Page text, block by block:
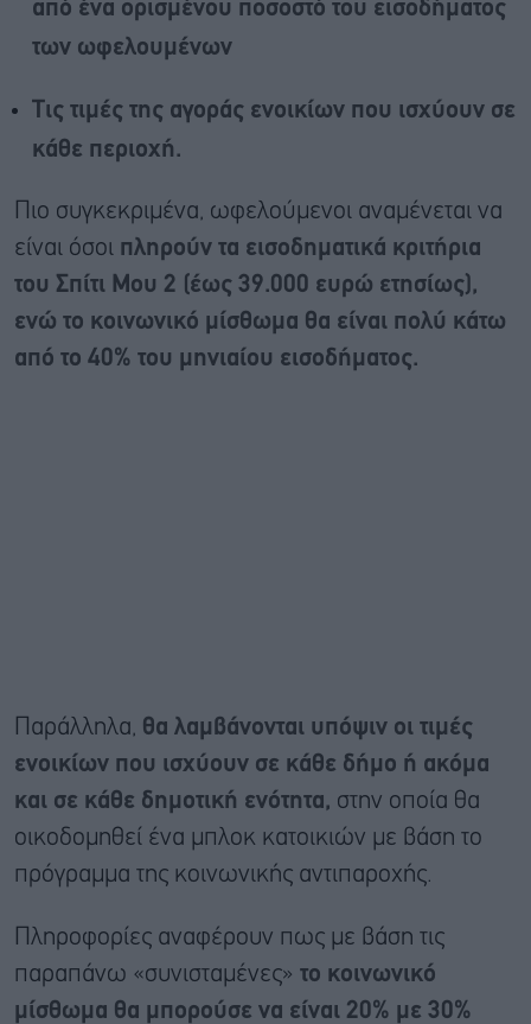
από ένα ορισμένου ποσοστό του εισοδήματος
των ωφελουμένων
Τις τιμές της αγοράς ενοικίων που ισχύουν σε
κάθε περιοχή.
Πιο συγκεκριμένα, ωφελούμενοι αναμένεται να
είναι όσοι πληρούν τα εισοδηματικά κριτήρια
του Σπίτι Μου 2 (έως 39.000 ευρώ ετησίως),
ενώ το κοινωνικό μίσθωμα θα είναι πολύ κάτω
από το 40% του μηνιαίου εισοδήματος.
Παράλληλα, θα λαμβάνονται υπόψιν οι τιμές
ενοικίων που ισχύουν σε κάθε δήμο ή ακόμα
και σε κάθε δημοτική ενότητα, στην οποία θα
οικοδομηθεί ένα μπλοκ κατοικιών με βάση το
πρόγραμμα της κοινωνικής αντιπαροχής.
Πληροφορίες αναφέρουν πως με βάση τις
παραπάνω «συνισταμένες» το κοινωνικό
μίσθωμα θα μπορούσε να είναι 20% με 30%